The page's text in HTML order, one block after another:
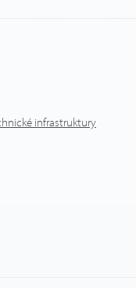
infrastruktury